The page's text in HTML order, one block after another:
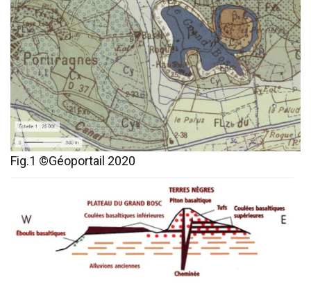
Fig.1 ©Géoportail 2020